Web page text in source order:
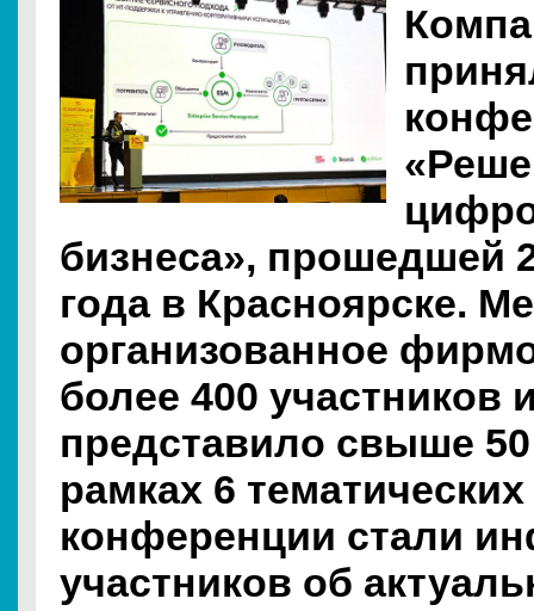
бизнеса», прошедшей
года в Красноярске.
организованное
более 400 участников
представило свыше
рамках 6
конференции стали
участников об